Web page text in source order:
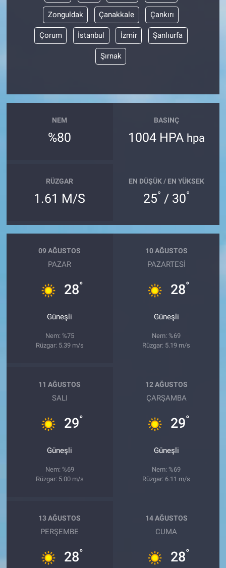
Zonguldak Çanakkale Çankırı
Çorum İstanbul İzmir Şanlıurfa
Şırnak
NEM
%80
BASINÇ
1004 HPA hpa
RÜZGAR
1.61 M/S
EN DÜŞÜK / EN YÜKSEK
25° / 30°
09 AĞUSTOS
PAZAR
28°
Güneşli
Nem: %75
Rüzgar: 5.39 m/s
10 AĞUSTOS
PAZARTESI
28°
Güneşli
Nem: %69
Rüzgar: 5.19 m/s
11 AĞUSTOS
SALI
29°
Güneşli
Nem: %69
Rüzgar: 5.00 m/s
12 AĞUSTOS
ÇARŞAMBA
29°
Güneşli
Nem: %69
Rüzgar: 6.11 m/s
13 AĞUSTOS
PERŞEMBE
28°
14 AĞUSTOS
CUMA
28°